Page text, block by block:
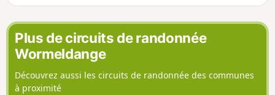
Plus de circuits de randonnée
Wormeldange
Découvrez aussi les circuits de randonnée des communes
à proximité